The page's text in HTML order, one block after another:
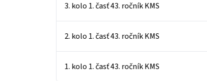
3. kolo 1. časť 43. ročník KMS
2. kolo 1. časť 43. ročník KMS
1. kolo 1. časť 43. ročník KMS